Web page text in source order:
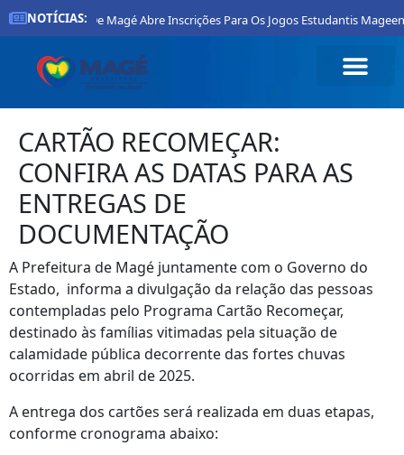
NOTÍCIAS:
Prefeitura De Magé Abre Inscrições Para Os Jogos Estudantis
CARTÃO RECOMEÇAR:
CONFIRA AS DATAS PARA AS
ENTREGAS DE
DOCUMENTAÇÃO
A Prefeitura de Magé juntamente com o Governo do
Estado, informa a divulgação da relação das pessoas
contempladas pelo Programa Cartão Recomeçar,
destinado às famílias vitimadas pela situação de
calamidade pública decorrente das fortes chuvas
ocorridas em abril de 2025.
A entrega dos cartões será realizada em duas etapas,
conforme cronograma abaixo: